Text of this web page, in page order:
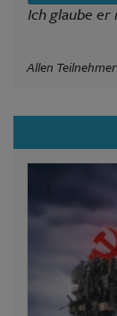
Ich glaube er
Allen